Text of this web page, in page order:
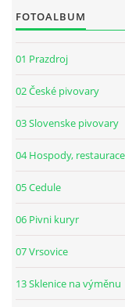
FOTOALBUM
01 Prazdroj
02 České pivovary
03 Slovenske pivovary
04 Hospody,
05 Cedule
06 Pivni kuryr
07 Vrsovice
13 Sklenice na výměnu